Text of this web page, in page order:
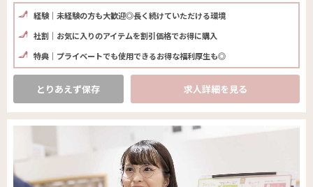
経験｜未経験の方も大歓迎◎長く続けていただける環境
社割｜お気に入りのアイテムを割引価格でお得に購入
特典｜プライベートでも使用できるお得な福利厚生も◎
とりあえず保存 求人詳細を見る